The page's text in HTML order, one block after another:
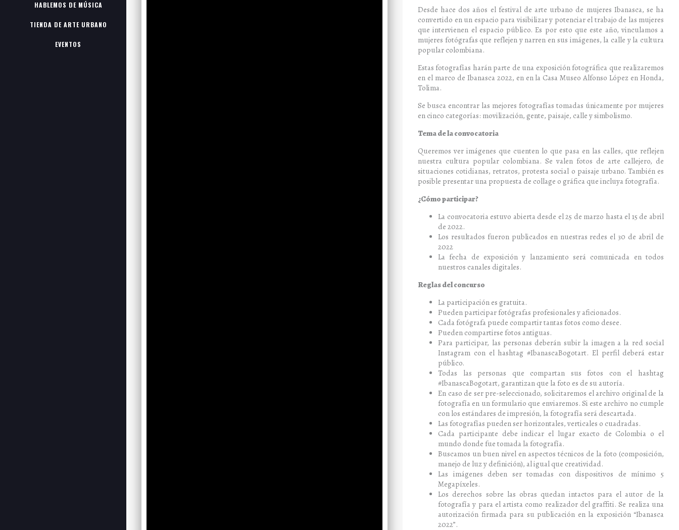
HABLEMOS DE MÚSICA
TIENDA DE ARTE URBANO
EVENTOS
Desde hace dos años el festival de arte urbano de mujeres Ibanasca, se ha
convertido en un espacio para visibilizar y potenciar el trabajo de las mujeres
que intervienen el espacio público. Es por esto que este año, vinculamos a
mujeres fotógrafas que reflejen y narren en sus imágenes, la calle y la cultura
popular colombiana.
Estas fotografías harán parte de una exposición fotográfica que realizaremos
en el marco de Ibanasca 2022, en en la Casa Museo Alfonso López en Honda,
Tolima.
Se busca encontrar las mejores fotografías tomadas únicamente por mujeres
en cinco categorías: movilización, gente, paisaje, calle y simbolismo.
Tema de la convocatoria
Queremos ver imágenes que cuenten lo que pasa en las calles, que reflejen
nuestra cultura popular colombiana. Se valen fotos de arte callejero, de
situaciones cotidianas, retratos, protesta social o paisaje urbano. También es
posible presentar una propuesta de collage o gráfica que incluya fotografía.
¿Cómo participar?
La convocatoria estuvo abierta desde el 25 de marzo hasta el 15 de abril
de 2022.
Los resultados fueron publicados en nuestras redes el 30 de abril de
2022
La fecha de exposición y lanzamiento será comunicada en todos
nuestros canales digitales.
Reglas del concurso
La participación es gratuita.
Pueden participar fotógrafas profesionales y aficionados.
Cada fotógrafa puede compartir tantas fotos como desee.
Pueden compartirse fotos antiguas.
Para participar, las personas deberán subir la imagen a la red social
Instagram con el hashtag #IbanascaBogotart. El perfil deberá estar
público.
Todas las personas que compartan sus fotos con el hashtag
#IbanascaBogotart, garantizan que la foto es de su autoría.
En caso de ser pre-seleccionado, solicitaremos el archivo original de la
fotografía en un formulario que enviaremos. Si este archivo no cumple
con los estándares de impresión, la fotografía será descartada.
Las fotografías pueden ser horizontales, verticales o cuadradas.
Cada participante debe indicar el lugar exacto de Colombia o el
mundo donde fue tomada la fotografía.
Buscamos un buen nivel en aspectos técnicos de la foto (composición,
manejo de luz y definición), al igual que creatividad.
Las imágenes deben ser tomadas con dispositivos de mínimo 5
Megapíxeles.
Los derechos sobre las obras quedan intactos para el autor de la
fotografía y para el artista como realizador del graffiti. Se realiza una
autorización firmada para su publicación en la exposición “Ibanasca
2022”.